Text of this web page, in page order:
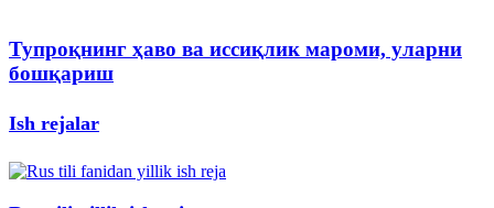
Тупроқнинг ҳаво ва иссиқлик мароми, уларни
бошқариш
Ish rejalar